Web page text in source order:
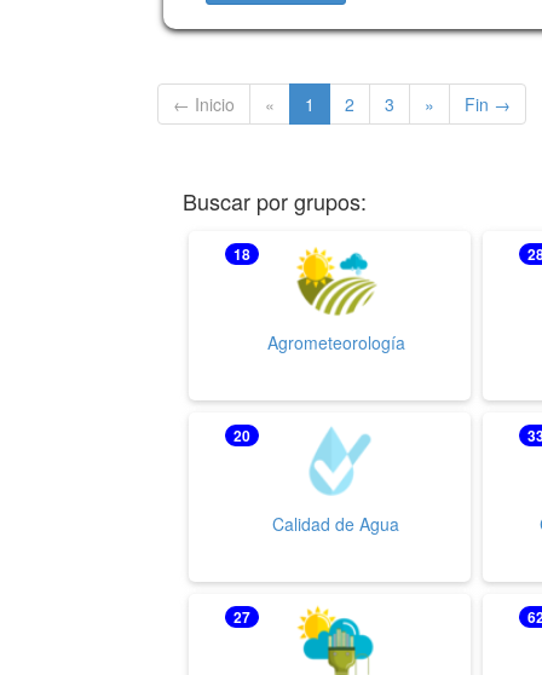
← Inicio « 1 2 3 » Fin →
Buscar por grupos:
Agrometeorología
18
Calidad de Agua
20
27